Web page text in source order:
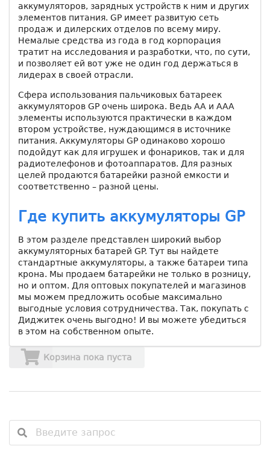
аккумуляторов, зарядных устройств к ним и других
элементов питания. GP имеет развитую сеть
продаж и дилерских отделов по всему миру.
Немалые средства из года в год корпорация
тратит на исследования и разработки, что, по сути,
и позволяет ей вот уже не один год держаться в
лидерах в своей отрасли.
Сфера использования пальчиковых батареек
аккумуляторов GP очень широка. Ведь АА и ААА
элементы используются практически в каждом
втором устройстве, нуждающимся в источнике
питания. Аккумуляторы GP одинаково хорошо
подойдут как для игрушек и фонариков, так и для
радиотелефонов и фотоаппаратов. Для разных
целей продаются батарейки разной емкости и
соответственно – разной цены.
Где купить аккумуляторы GP
В этом разделе представлен широкий выбор
аккумуляторных батарей GP. Тут вы найдете
стандартные аккумуляторы, а также батареи типа
крона. Мы продаем батарейки не только в розницу,
но и оптом. Для оптовых покупателей и магазинов
мы можем предложить особые максимально
выгодные условия сотрудничества. Так, покупать с
Диджитек очень выгодно! И вы можете убедиться
в этом на собственном опыте.
Корзина пока пуста